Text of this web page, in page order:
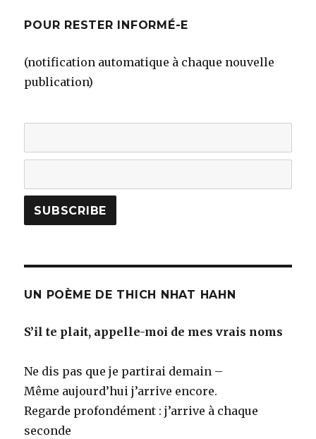
POUR RESTER INFORMÉ-E
(notification automatique à chaque nouvelle
publication)
UN POÈME DE THICH NHAT HAHN
S’il te plait, appelle-moi de mes vrais noms
Ne dis pas que je partirai demain –
Même aujourd’hui j’arrive encore.
Regarde profondément : j’arrive à chaque
seconde